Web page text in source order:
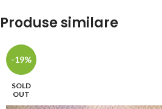
Produse similare
-19%
SOLD
OUT